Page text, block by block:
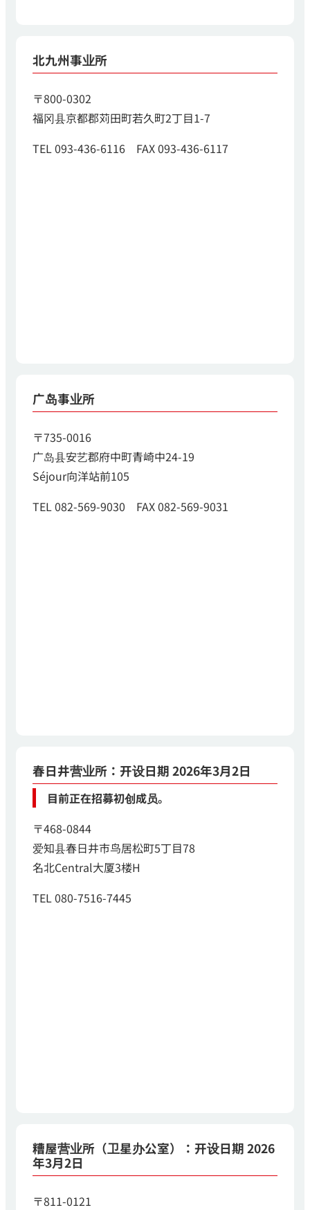
北九州事业所
〒800-0302
福冈县京都郡苅田町若久町2丁目1-7
TEL 093-436-6116 FAX 093-436-6117
广岛事业所
〒735-0016
广岛县安艺郡府中町青崎中24-19
Séjour向洋站前105
TEL 082-569-9030 FAX 082-569-9031
春日井营业所：开设日期 2026年3月2日
目前正在招募初创成员。
〒468-0844
爱知县春日井市鸟居松町5丁目78
名北Central大厦3楼H
TEL 080-7516-7445
糟屋营业所（卫星办公室）：开设日期 2026
年3月2日
〒811-0121